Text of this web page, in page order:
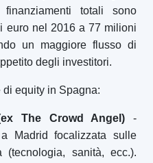
totali sono
euro nel 2016 a 77 milioni
un maggiore flusso di
degli investitori.
di equity in Spagna:
The Crowd Angel) -
Madrid focalizzata sulle
sanità, ecc.).